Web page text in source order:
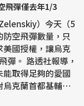
飛彈僅去年1/3
）今天（5
空飛彈數量，只
國授權，讓烏克
導，
取得足夠的愛國
克蘭首都基輔和